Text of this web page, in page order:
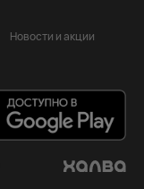
Новости и акции